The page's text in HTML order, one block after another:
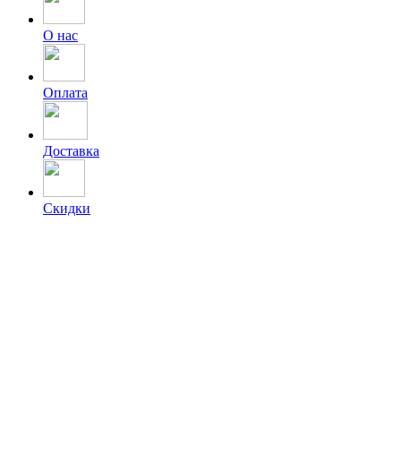
О нас
Оплата
Доставка
Скидки